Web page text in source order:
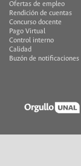
Ofertas de empleo
Rendición de cuentas
Concurso docente
Pago Virtual
Control interno
Calidad
Buzón de notificaciones